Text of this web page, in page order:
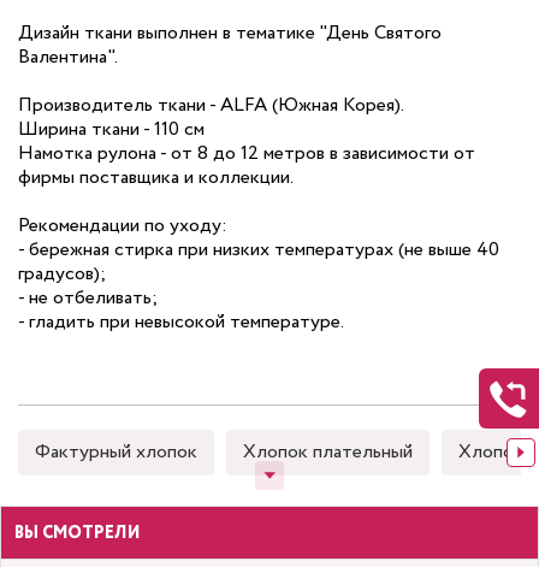
Дизайн ткани выполнен в тематике "День Святого
Валентина".
Производитель ткани - ALFA (Южная Корея).
Ширина ткани - 110 см
Намотка рулона - от 8 до 12 метров в зависимости от
фирмы поставщика и коллекции.
Рекомендации по уходу:
- бережная стирка при низких температурах (не выше 40
градусов);
- не отбеливать;
- гладить при невысокой температуре.
Фактурный хлопок Хлопок плательный Хлопок
ВЫ СМОТРЕЛИ